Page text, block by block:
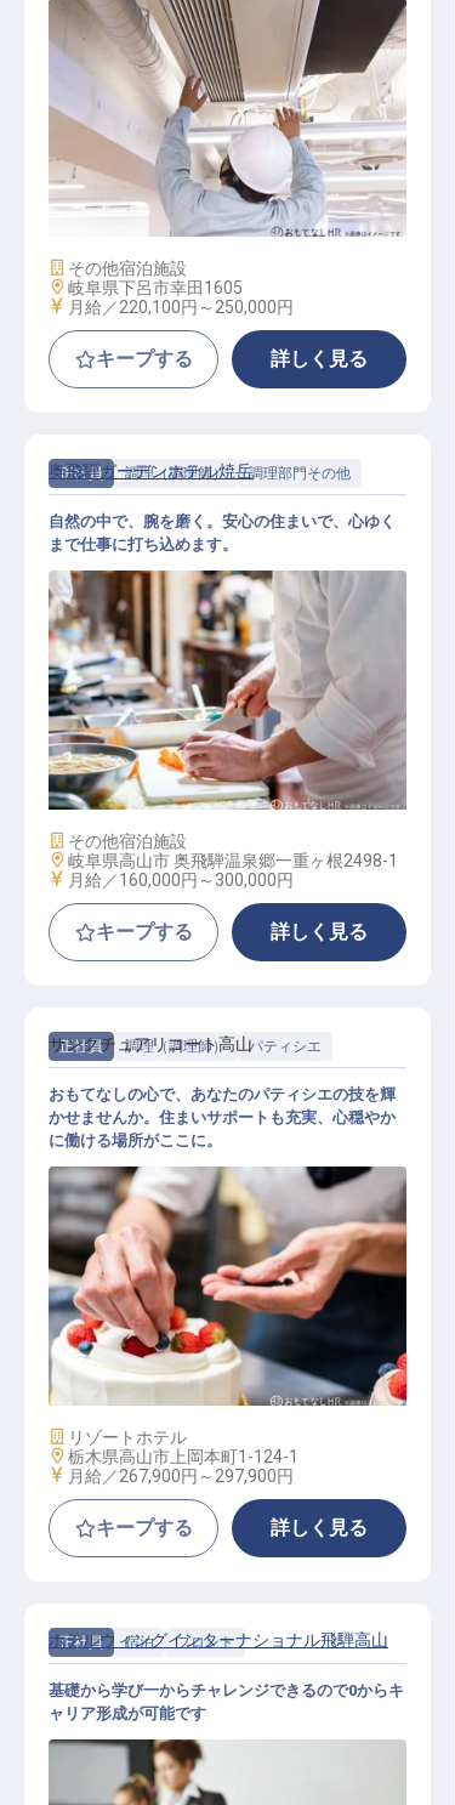
施設管理スタッフ（総合職）
施設業態
その他宿泊施設
勤務地
岐阜県下呂市幸田1605
給与
月給／220,100円～ 250,000円
キープする 詳しく見る
正社員 調理（調理師） 調理部門その他
調理師
奥飛騨ガーデンホテル焼岳
自然の中で、腕を磨く。安心の住まいで、心ゆく
まで仕事に打ち込めます。
施設業態
その他宿泊施設
勤務地
岐阜県高山市 奥飛騨温泉郷一重ヶ根2498-1
給与
月給／160,000円～ 300,000円
キープする 詳しく見る
正社員 調理（調理師） パティシエ
ペストリー
サンクチュアリコート高山
おもてなしの心で、あなたのパティシエの技を輝
かせませんか。住まいサポートも充実、心穏やか
に働ける場所がここに。
施設業態
リゾートホテル
勤務地
栃木県高山市上岡本町1-124-1
給与
月給／267,900円～ 297,900円
キープする 詳しく見る
正社員 宿泊 フロント
ホテルウィングインターナショナル飛騨高山
基礎から学び一からチャレンジできるので0からキ
ャリア形成が可能です